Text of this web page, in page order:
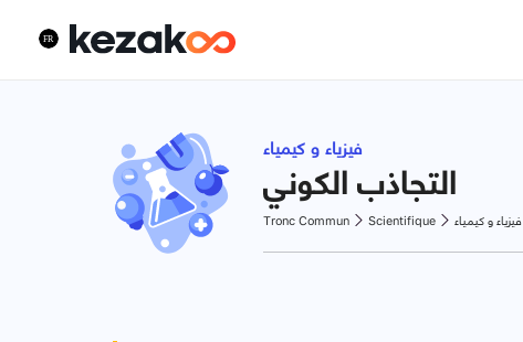
فيزياء و كيمياء
التجاذب الكوني
Tronc Commun Scientifique فيزياء و كيمياء